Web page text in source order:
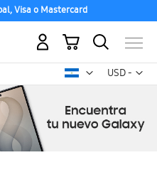
Visa o Mastercard
USD -
dólar
Mi carrito